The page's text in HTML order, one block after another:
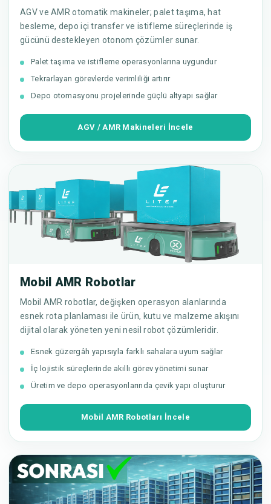
AGV ve AMR otomatik makineler; palet taşıma, hat
besleme, depo içi transfer ve istifleme süreçlerinde iş
gücünü destekleyen otonom çözümler sunar.
Palet taşıma ve istifleme operasyonlarına uygundur
Tekrarlayan görevlerde verimliliği artırır
Depo otomasyonu projelerinde güçlü altyapı sağlar
AGV / AMR Makineleri İncele
Mobil AMR Robotlar
Mobil AMR robotlar, değişken operasyon alanlarında
esnek rota planlaması ile ürün, kutu ve malzeme akışını
dijital olarak yöneten yeni nesil robot çözümleridir.
Esnek güzergâh yapısıyla farklı sahalara uyum sağlar
İç lojistik süreçlerinde akıllı görev yönetimi sunar
Üretim ve depo operasyonlarında çevik yapı oluşturur
Mobil AMR Robotları İncele